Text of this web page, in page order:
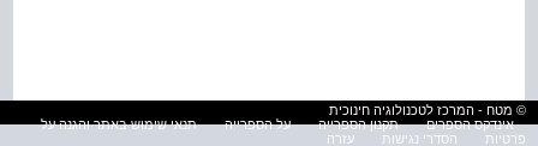
© מטח - המרכז לטכנולוגיה חינוכית
אינדקס הספרים
תקנון הספרייה על הספרייה
תנאי שימוש באתר והגנה על
פרטיות
הסדרי נגישות עזרה